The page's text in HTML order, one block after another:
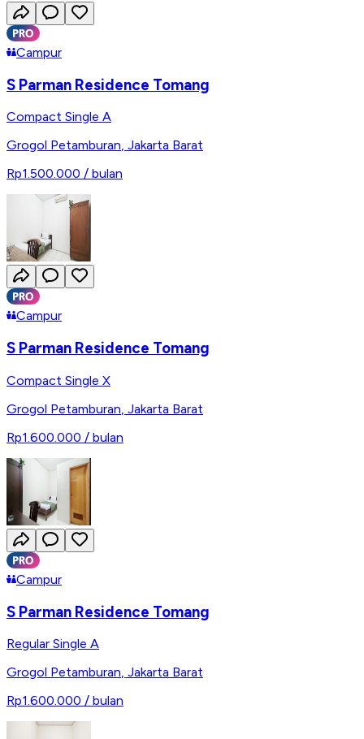
Campur
S Parman Residence Tomang
Compact Single A
Grogol Petamburan, Jakarta Barat
Rp1.500.000 / bulan
Campur
S Parman Residence Tomang
Compact Single X
Grogol Petamburan, Jakarta Barat
Rp1.600.000 / bulan
Campur
S Parman Residence Tomang
Regular Single A
Grogol Petamburan, Jakarta Barat
Rp1.600.000 / bulan